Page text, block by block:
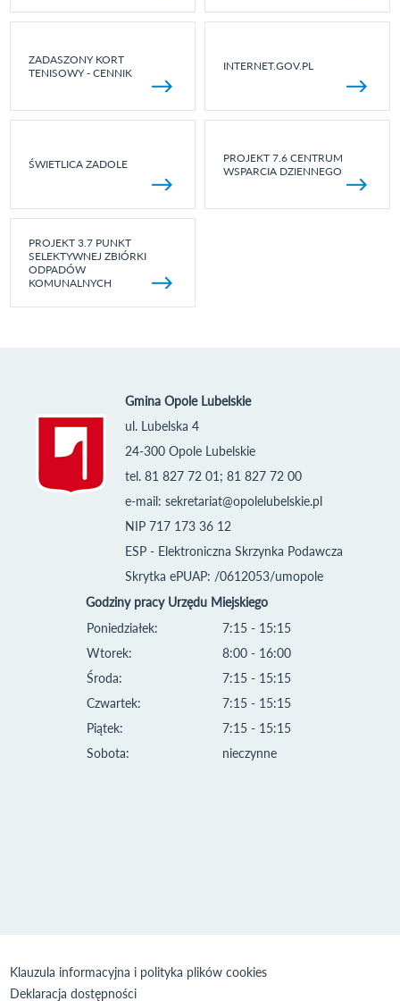
ZADASZONY KORT
TENISOWY - CENNIK
INTERNET.GOV.PL
ŚWIETLICA ZADOLE
PROJEKT 7.6 CENTRUM
WSPARCIA DZIENNEGO
PROJEKT 3.7 PUNKT
SELEKTYWNEJ ZBIÓRKI
ODPADÓW
KOMUNALNYCH
Gmina Opole Lubelskie
ul. Lubelska 4
24-300 Opole Lubelskie
tel. 81 827 72 01; 81 827 72 00
e-mail: sekretariat@opolelubelskie.pl
NIP 717 173 36 12
ESP - Elektroniczna Skrzynka Podawcza
Skrytka ePUAP: /0612053/umopole
Godziny pracy Urzędu Miejskiego
Poniedziałek:
Wtorek:
Środa:
Czwartek:
Piątek:
Sobota:
7:15 - 15:15
8:00 - 16:00
7:15 - 15:15
7:15 - 15:15
7:15 - 15:15
nieczynne
Klauzula informacyjna i polityka plików cookies
Deklaracja dostępności